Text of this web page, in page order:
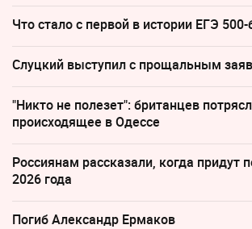
Что стало с первой в истории ЕГЭ
Слуцкий выступил с прощальным
"Никто не полезет": британцев
происходящее в Одессе
Россиянам рассказали, когда придут
2026 года
Погиб Александр Ермаков